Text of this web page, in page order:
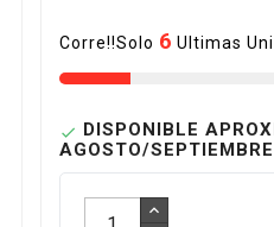
Corre!!Solo 6 Ultimas
 DISPONIBLE
AGOSTO/